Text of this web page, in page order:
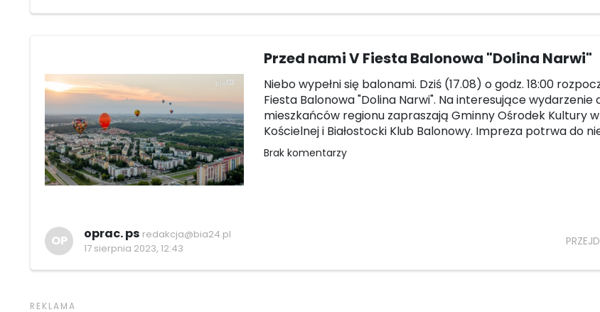
Przed nami V Fiesta Balonowa "Dolina Narwi"
Niebo wypełni się balonami. Dziś (17.08) o godz. 18:00
Fiesta Balonowa "Dolina Narwi". Na interesujące wydarzenie
mieszkańców regionu zapraszają Gminny Ośrodek Kultury
Kościelnej i Białostocki Klub Balonowy. Impreza potrwa do
Brak komentarzy
OP oprac. ps redakcja@bia24.pl
17 sierpnia 2023, 12:43